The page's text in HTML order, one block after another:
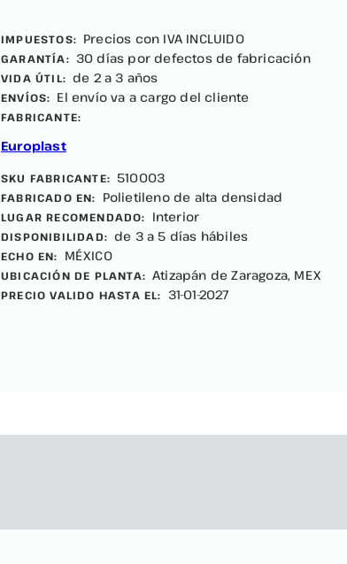
IMPUESTOS: Precios con IVA INCLUIDO
GARANTÍA: 30 días por defectos de fabricación
VIDA ÚTIL: de 2 a 3 años
ENVÍOS: El envío va a cargo del cliente
FABRICANTE:
Europlast
SKU FABRICANTE: 510003
FABRICADO EN: Polietileno de alta densidad
LUGAR RECOMENDADO: Interior
DISPONIBILIDAD: de 3 a 5 días hábiles
ECHO EN: MÉXICO
UBICACIÓN DE PLANTA: Atizapán de Zaragoza, MEX
PRECIO VALIDO HASTA EL: 31-01-2027